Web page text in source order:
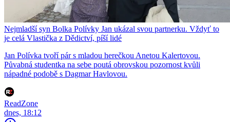
Nejmladší syn Bolka Polívky Jan ukázal svou partnerku. Vždyť to
je celá Vlastička z Dědictví, píší lidé
Jan Polívka tvoří pár s mladou herečkou Anetou Kalertovou.
Půvabná studentka na sebe poutá obrovskou pozornost kvůli
nápadné podobě s Dagmar Havlovou.
ReadZone
dnes, 18:12